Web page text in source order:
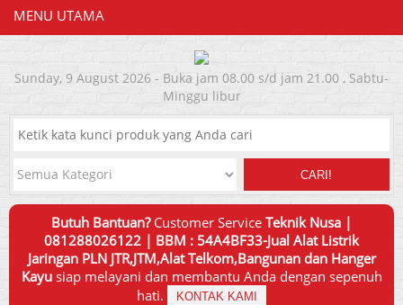
MENU UTAMA
Sunday, 9 August 2026 - Buka jam 08.00 s/d jam 21.00 , Sabtu-
Minggu libur
CARI!
Butuh Bantuan?Customer Service Teknik Nusa |
081288026122 | BBM : 54A4BF33-Jual Alat Listrik
Jaringan PLN JTR,JTM,Alat Telkom,Bangunan dan Hanger
Kayusiap melayani dan membantu Anda dengan sepenuh
hati.
KONTAK KAMI